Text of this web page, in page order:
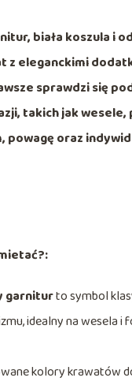
biała koszula i
z eleganckimi
sprawdzi się
takich jak
powagę oraz
garniturto symbol
idealny na wesela i
kolory krawatów